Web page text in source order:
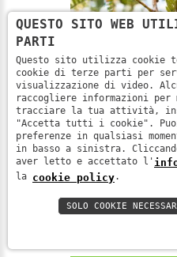
Rinforziamo
immunitario
meglio
QUESTO SITO WEB
PARTI
Questo sito utilizza cookie
cookie di terze parti per
visualizzazione di video.
raccogliere informazioni
tracciare la tua attività,
"Accetta tutti i cookie".
preferenze in qualsiasi
in basso a sinistra.
aver letto e accettato l'
la cookie policy.
SOLO COOKIE